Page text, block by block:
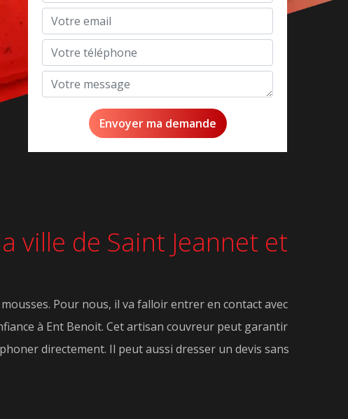
ville de Saint Jeannet et
Pour nous, il va falloir entrer en contact avec
à Ent Benoit. Cet artisan couvreur peut garantir
directement. Il peut aussi dresser un devis sans